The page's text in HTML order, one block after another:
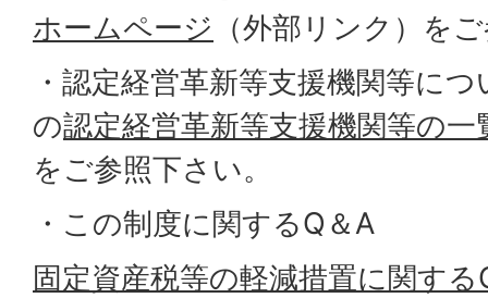
ホームページ （外部リンク）を
・認定経営革新等支援機関等に
の認定経営革新等支援機関等の一
をご参照下さい。
・この制度に関するQ＆A
固定資産税等の軽減措置に関す